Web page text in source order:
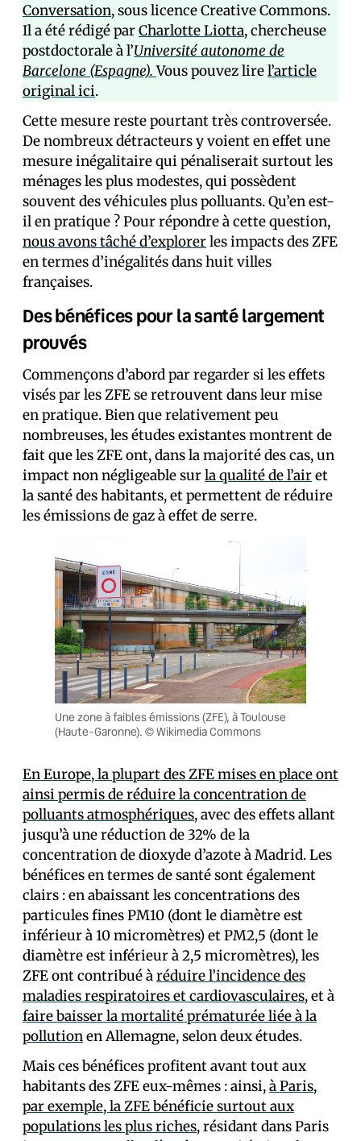
Conversation, sous licence Creative Commons.
Il a été rédigé parCharlotte Liotta, chercheuse
postdoctorale à l’Université autonome de
Barcelone (Espagne).Vous pouvez lirel’article
original ici.
Cette mesure reste pourtant très controversée.
De nombreux détracteurs y voient en effet une
mesure inégalitaire qui pénaliserait surtout les
ménages les plus modestes, qui possèdent
souvent des véhicules plus polluants. Qu’en est-
il en pratique ? Pour répondre à cette question,
nous avons tâché d’explorerles impacts des ZFE
en termes d’inégalités dans huit villes
françaises.
Des bénéfices pour la santé largement
prouvés
Commençons d’abord par regarder si les effets
visés par les ZFE se retrouvent dans leur mise
en pratique. Bien que relativement peu
nombreuses, les études existantes montrent de
fait que les ZFE ont, dans la majorité des cas, un
impact non négligeable surla qualité de l’airet
la santé des habitants, et permettent de réduire
les émissions de gaz à effet de serre.
Une zone à faibles émissions (ZFE), à Toulouse
(Haute-Garonne). © Wikimedia Commons
En Europe, la plupart des ZFE mises en place ont
ainsi permis de réduire la concentration de
polluants atmosphériques, avec des effets allant
jusqu’à une réduction de 32% de la
concentration de dioxyde d’azote à Madrid. Les
bénéfices en termes de santé sont également
clairs : en abaissant les concentrations des
particules fines PM10 (dont le diamètre est
inférieur à 10 micromètres) et PM2,5 (dont le
diamètre est inférieur à 2,5 micromètres), les
ZFE ont contribué àréduire l’incidence des
maladies respiratoires et cardiovasculaires, et à
faire baisser la mortalité prématurée liée à la
pollutionen Allemagne, selon deux études.
Mais ces bénéfices profitent avant tout aux
habitants des ZFE eux-mêmes : ainsi,à Paris,
par exemple, la ZFE bénéficie surtout aux
populations les plus riches, résidant dans Paris